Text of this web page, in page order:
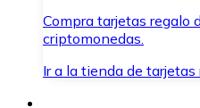
Compra tarjetas regalo
criptomonedas.
Ir a la tienda de tarjetas